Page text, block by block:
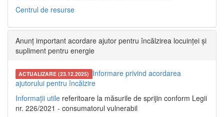
Centrul de resurse
Anunț important acordare ajutor pentru încălzirea locuinței și
supliment pentru energie
ACTUALIZARE (23.12.2025) Informare privind acordarea
ajutorului pentru încălzire
Informații utile referitoare la măsurile de sprijin conform Legii
nr. 226/2021 - consumatorul vulnerabil